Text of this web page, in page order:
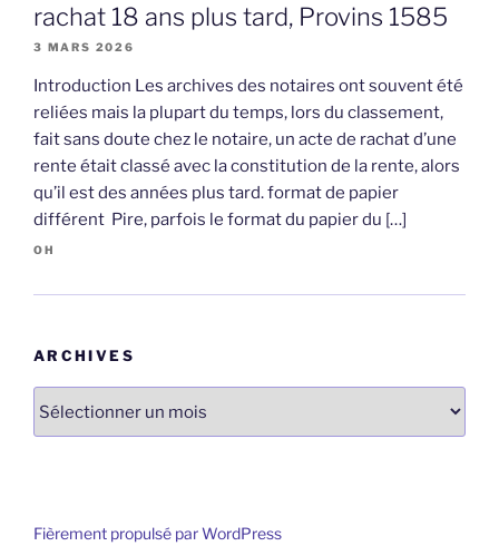
rachat 18 ans plus tard, Provins 1585
3 MARS 2026
Introduction Les archives des notaires ont souvent été
reliées mais la plupart du temps, lors du classement,
fait sans doute chez le notaire, un acte de rachat d’une
rente était classé avec la constitution de la rente, alors
qu’il est des années plus tard. format de papier
différent Pire, parfois le format du papier du […]
OH
ARCHIVES
Fièrement propulsé par WordPress